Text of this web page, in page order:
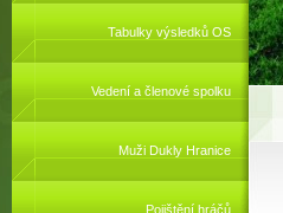
Tabulky výsledků OS
Vedení a členové spolku
Muži Dukly Hranice
Pojištění hráčů